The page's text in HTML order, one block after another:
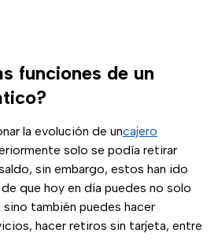
funciones de un
la evolución de uncajero
solo se podía retirar
sin embargo, estos han ido
que hoy en día puedes no solo
también puedes hacer
hacer retiros sin tarjeta, entre